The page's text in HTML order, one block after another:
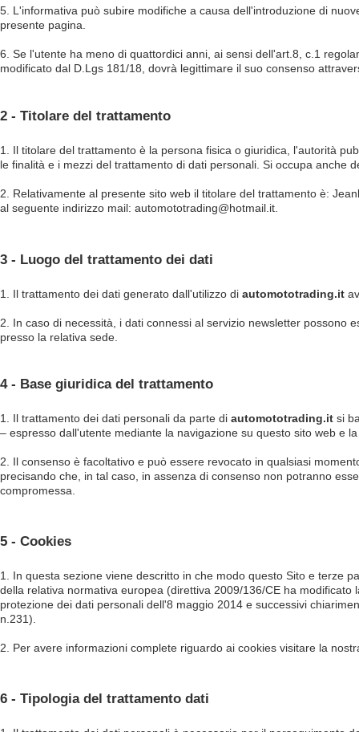
5. L'informativa può subire modifiche a causa dell'introduzione di
presente pagina.
6. Se l'utente ha meno di quattordici anni, ai sensi dell'art.8, c.1
modificato dal D.Lgs 181/18, dovrà legittimare il suo consenso
2 - Titolare del trattamento
1. Il titolare del trattamento è la persona fisica o giuridica, l'autorità
le finalità e i mezzi del trattamento di dati personali. Si occupa anche
2. Relativamente al presente sito web il titolare del trattamento è:
al seguente indirizzo mail: automototrading@hotmail.it
3 - Luogo del trattamento dei dati
1. Il trattamento dei dati generato dall'utilizzo di automototrading.it
2. In caso di necessità, i dati connessi al servizio newsletter possono
presso la relativa sede.
4 - Base giuridica del trattamento
1. Il trattamento dei dati personali da parte di automototrading.it si
– espresso dall'utente mediante la navigazione su questo sito web e
2. Il consenso è facoltativo e può essere revocato in qualsiasi
precisando che, in tal caso, in assenza di consenso non potranno
compromessa.
5 - Cookies
1. In questa sezione viene descritto in che modo questo Sito e terze
della relativa normativa europea (direttiva 2009/136/CE ha
protezione dei dati personali dell'8 maggio 2014 e successivi
n.231).
2. Per avere informazioni complete riguardo ai cookies visitare la
6 - Tipologia del trattamento dati